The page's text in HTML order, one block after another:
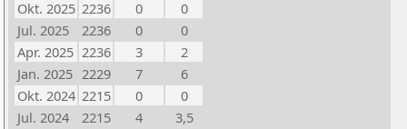
Okt. 2025 2236 0
0
Jul. 2025
2236 0
0
Apr. 2025 2236 3
2
Jan. 2025 2229 7
6
Okt. 2024 2215 0
0
Jul. 2024
2215 4
3,5